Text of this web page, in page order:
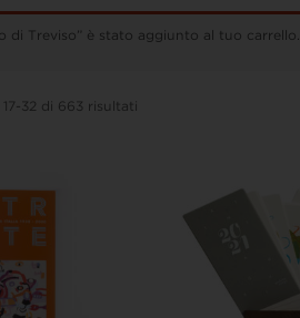
di Treviso” è stato aggiunto al tuo carrello.
32 di 663 risultati